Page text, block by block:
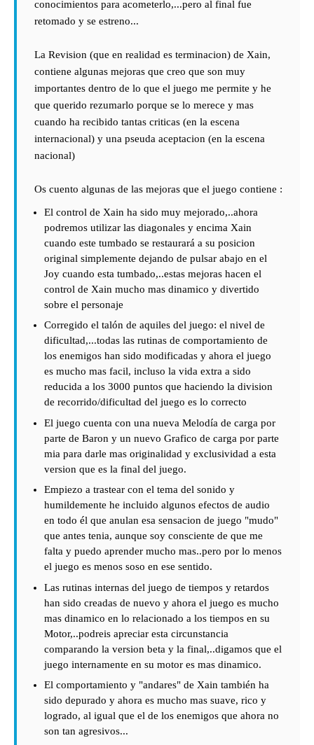
conocimientos para acometerlo,...pero al final fue
retomado y se estreno...
La Revision (que en realidad es terminacion) de Xain,
contiene algunas mejoras que creo que son muy
importantes dentro de lo que el juego me permite y he
que querido rezumarlo porque se lo merece y mas
cuando ha recibido tantas criticas (en la escena
internacional) y una pseuda aceptacion (en la escena
nacional)
Os cuento algunas de las mejoras que el juego contiene :
El control de Xain ha sido muy mejorado,..ahora
podremos utilizar las diagonales y encima Xain
cuando este tumbado se restaurará a su posicion
original simplemente dejando de pulsar abajo en el
Joy cuando esta tumbado,..estas mejoras hacen el
control de Xain mucho mas dinamico y divertido
sobre el personaje
Corregido el talón de aquiles del juego: el nivel de
dificultad,...todas las rutinas de comportamiento de
los enemigos han sido modificadas y ahora el juego
es mucho mas facil, incluso la vida extra a sido
reducida a los 3000 puntos que haciendo la division
de recorrido/dificultad del juego es lo correcto
El juego cuenta con una nueva Melodía de carga por
parte de Baron y un nuevo Grafico de carga por parte
mia para darle mas originalidad y exclusividad a esta
version que es la final del juego.
Empiezo a trastear con el tema del sonido y
humildemente he incluido algunos efectos de audio
en todo él que anulan esa sensacion de juego "mudo"
que antes tenia, aunque soy consciente de que me
falta y puedo aprender mucho mas..pero por lo menos
el juego es menos soso en ese sentido.
Las rutinas internas del juego de tiempos y retardos
han sido creadas de nuevo y ahora el juego es mucho
mas dinamico en lo relacionado a los tiempos en su
Motor,..podreis apreciar esta circunstancia
comparando la version beta y la final,..digamos que el
juego internamente en su motor es mas dinamico.
El comportamiento y "andares" de Xain también ha
sido depurado y ahora es mucho mas suave, rico y
logrado, al igual que el de los enemigos que ahora no
son tan agresivos...